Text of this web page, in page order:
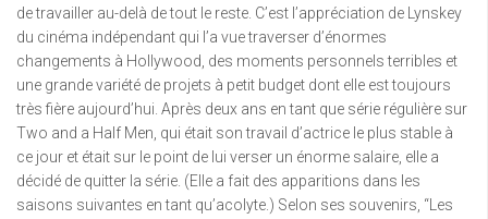
de travailler au-delà de tout le reste. C’est l’appréciation de Lynskey
du cinéma indépendant qui l’a vue traverser d’énormes
changements à Hollywood, des moments personnels terribles et
une grande variété de projets à petit budget dont elle est toujours
très fière aujourd’hui. Après deux ans en tant que série régulière sur
Two and a Half Men, qui était son travail d’actrice le plus stable à
ce jour et était sur le point de lui verser un énorme salaire, elle a
décidé de quitter la série. (Elle a fait des apparitions dans les
saisons suivantes en tant qu’acolyte.) Selon ses souvenirs, “Les